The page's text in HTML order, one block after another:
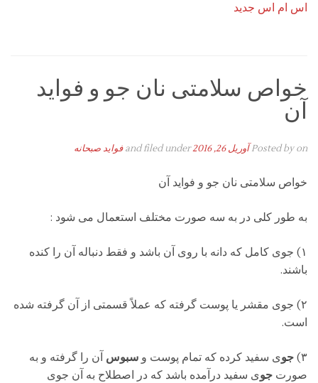
اس ام اس جدید
خواص سلامتی نان جو و فواید
آن
Posted byon آوریل 26, 2016 and filed under فواید صبحانه
خواص سلامتی نان جو و فواید آن
به طور کلی در به سه صورت مختلف استعمال می شود :
۱) جوی کامل که دانه با
روی آن باشد و فقط دنباله آن را کنده
باشند.
۲) جوی مقشر یا پوست گرفته که عملاً قسمتی از
آن گرفته شده
است.
۳) جوی سفید کرده که تمام پوست و سبوس آن را گرفته و به
صورت جوی سفید درآمده باشد که در اصطلاح به آن جوی